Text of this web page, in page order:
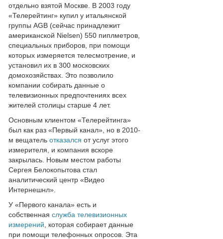
отдельно взятой Москве. В 2003 году
«Телерейтинг» купил у итальянской
группы AGB (сейчас принадлежит
американской Nielsen) 550 пиплметров,
специальных приборов, при помощи
которых измеряется телесмотрение, и
установил их в 300 московских
домохозяйствах. Это позволило
компании собирать данные о
телевизионных предпочтениях всех
жителей столицы старше 4 лет.
Основным клиентом «Телерейтинга»
был как раз «Первый канал», но в 2010-
м вещатель отказался от услуг этого
измерителя, и компания вскоре
закрылась. Новым местом работы
Сергея Белокопытова стал
аналитический центр «Видео
Интернешнл».
У «Первого канала» есть и
собственная служба телевизионных
измерений , которая собирает данные
при помощи телефонных опросов. Эта